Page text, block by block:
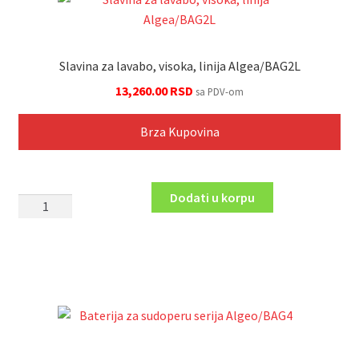
količina
Slavina za lavabo, visoka, linija Algea/BAG2L
13,260.00RSD sa PDV-om
Brza Kupovina
Slavina
Algea/BAG2L
količina
Dodati u korpu